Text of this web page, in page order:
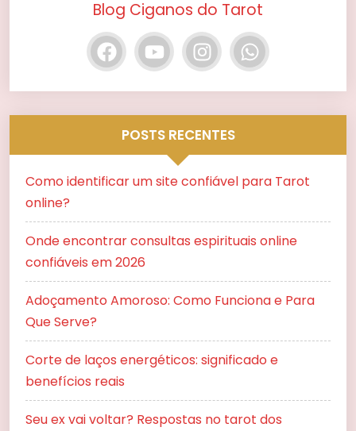
Blog Ciganos do Tarot
POSTS RECENTES
Como identificar um site confiável para Tarot
online?
Onde encontrar consultas espirituais online
confiáveis em 2026
Adoçamento Amoroso: Como Funciona e Para
Que Serve?
Corte de laços energéticos: significado e
benefícios reais
Seu ex vai voltar? Respostas no tarot dos